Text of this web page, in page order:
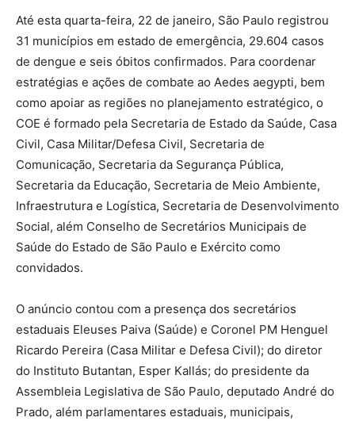
Até esta quarta-feira, 22 de janeiro, São Paulo registrou
31 municípios em estado de emergência, 29.604 casos
de dengue e seis óbitos confirmados. Para coordenar
estratégias e ações de combate ao Aedes aegypti, bem
como apoiar as regiões no planejamento estratégico, o
COE é formado pela Secretaria de Estado da Saúde, Casa
Civil, Casa Militar/Defesa Civil, Secretaria de
Comunicação, Secretaria da Segurança Pública,
Secretaria da Educação, Secretaria de Meio Ambiente,
Infraestrutura e Logística, Secretaria de Desenvolvimento
Social, além Conselho de Secretários Municipais de
Saúde do Estado de São Paulo e Exército como
convidados.
O anúncio contou com a presença dos secretários
estaduais Eleuses Paiva (Saúde) e Coronel PM Henguel
Ricardo Pereira (Casa Militar e Defesa Civil); do diretor
do Instituto Butantan, Esper Kallás; do presidente da
Assembleia Legislativa de São Paulo, deputado André do
Prado, além parlamentares estaduais, municipais,